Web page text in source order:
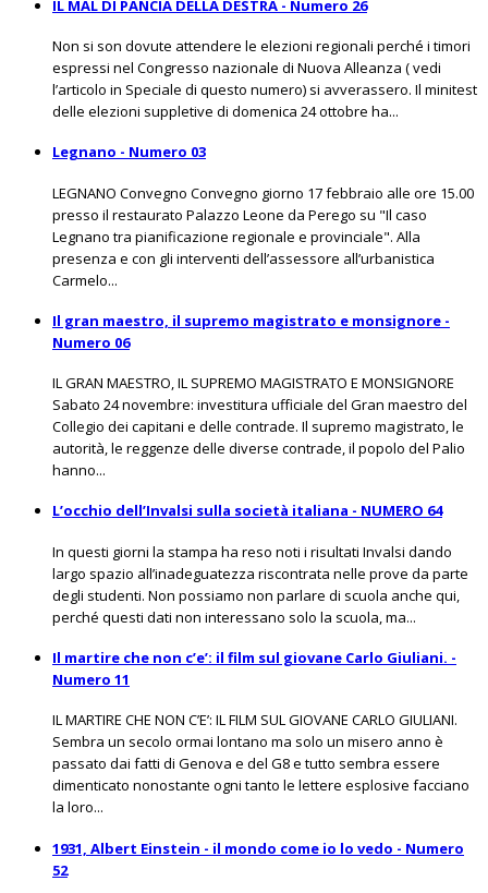
IL MAL DI PANCIA DELLA DESTRA - Numero 26
Non si son dovute attendere le elezioni regionali perché i timori
espressi nel Congresso nazionale di Nuova Alleanza ( vedi
l’articolo in Speciale di questo numero) si avverassero. Il minitest
delle elezioni suppletive di domenica 24 ottobre ha...
Legnano - Numero 03
LEGNANO Convegno Convegno giorno 17 febbraio alle ore 15.00
presso il restaurato Palazzo Leone da Perego su "Il caso
Legnano tra pianificazione regionale e provinciale". Alla
presenza e con gli interventi dell’assessore all’urbanistica
Carmelo...
Il gran maestro, il supremo magistrato e monsignore -
Numero 06
IL GRAN MAESTRO, IL SUPREMO MAGISTRATO E MONSIGNORE
Sabato 24 novembre: investitura ufficiale del Gran maestro del
Collegio dei capitani e delle contrade. Il supremo magistrato, le
autorità, le reggenze delle diverse contrade, il popolo del Palio
hanno...
L’occhio dell’Invalsi sulla società italiana - NUMERO 64
In questi giorni la stampa ha reso noti i risultati Invalsi dando
largo spazio all’inadeguatezza riscontrata nelle prove da parte
degli studenti. Non possiamo non parlare di scuola anche qui,
perché questi dati non interessano solo la scuola, ma...
Il martire che non c’e’: il film sul giovane Carlo Giuliani. -
Numero 11
IL MARTIRE CHE NON C’E’: IL FILM SUL GIOVANE CARLO GIULIANI.
Sembra un secolo ormai lontano ma solo un misero anno è
passato dai fatti di Genova e del G8 e tutto sembra essere
dimenticato nonostante ogni tanto le lettere esplosive facciano
la loro...
1931, Albert Einstein - il mondo come io lo vedo - Numero
52